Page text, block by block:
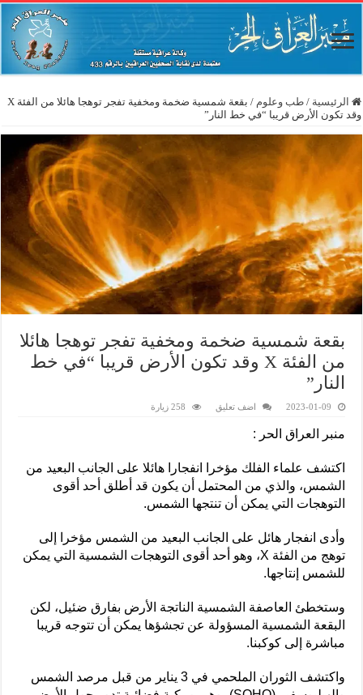
الرئيسية / طب وعلوم /
بقعة شمسية ضخمة ومخفية تفجر توهجا هائلا من الفئة X
وقد تكون الأرض قريبا “في خط النار”
بقعة شمسية ضخمة ومخفية تفجر توهجا هائلا
من الفئة X وقد تكون الأرض قريبا “في خط
النار”
2023-01-09 اضف تعليق 258 زيارة
منبر العراق الحر :
اكتشف علماء الفلك مؤخرا انفجارا هائلا على الجانب البعيد من
الشمس، والذي من المحتمل أن يكون قد أطلق أحد أقوى
التوهجات التي يمكن أن تنتجها الشمس.
وأدى انفجار هائل على الجانب البعيد من الشمس مؤخرا إلى
توهج من الفئة X، وهو أحد أقوى التوهجات الشمسية التي يمكن
للشمس إنتاجها.
وستخطئ العاصفة الشمسية الناتجة الأرض بفارق ضئيل، لكن
البقعة الشمسية المسؤولة عن تجشؤها يمكن أن تتوجه قريبا
مباشرة إلى كوكبنا.
واكتشف الثوران الملحمي في 3 يناير من قبل مرصد الشمس